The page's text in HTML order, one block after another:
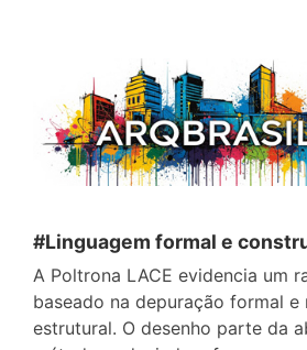
#Linguagem formal e
A Poltrona LACE evidencia um
baseado na depuração formal e
estrutural. O desenho parte da